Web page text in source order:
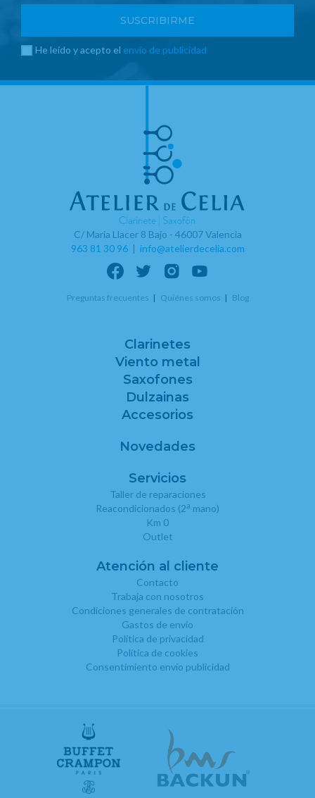
He leído y acepto el envío de publicidad
C/ Maria Llacer 8 Bajo - 46007 Valencia
963 81 30 96| info@atelierdecelia.com
Preguntas frecuentes Quiénes somos Blog
Clarinetes
Viento metal
Saxofones
Dulzainas
Accesorios
Novedades
Servicios
Taller de reparaciones
Reacondicionados (2a mano)
Km 0
Outlet
Atención al cliente
Contacto
Trabaja con nosotros
Condiciones generales de contratación
Gastos de envío
Política de privacidad
Política de cookies
Consentimiento envío publicidad